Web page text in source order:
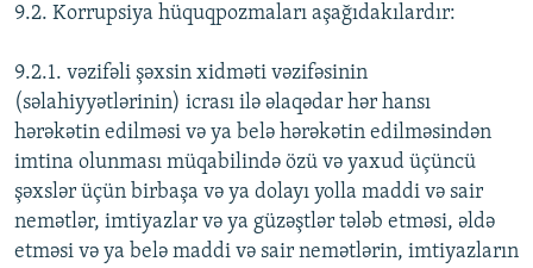
9.2. Korrupsiya hüquqpozmaları aşağıdakılardır:
9.2.1. vəzifəli şəxsin xidməti vəzifəsinin
(səlahiyyətlərinin) icrası ilə əlaqədar hər hansı
hərəkətin edilməsi və ya belə hərəkətin edilməsindən
imtina olunması müqabilində özü və yaxud üçüncü
şəxslər üçün birbaşa və ya dolayı yolla maddi və sair
nemətlər, imtiyazlar və ya güzəştlər tələb etməsi, əldə
etməsi və ya belə maddi və sair nemətlərin, imtiyazların